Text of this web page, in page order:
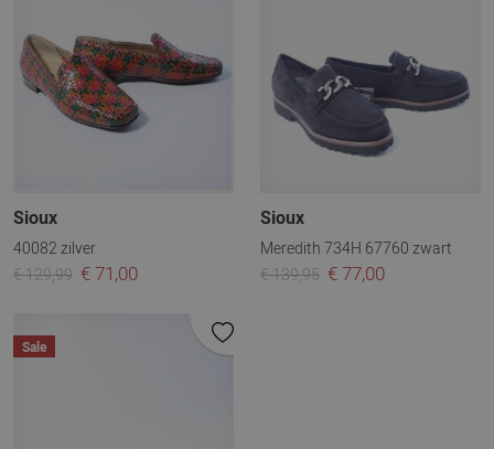
Sioux
40082 zilver
€ 129,99 € 71,00
Sioux
Meredith 734H 67760 zwart
€ 139,95 € 77,00
Sale